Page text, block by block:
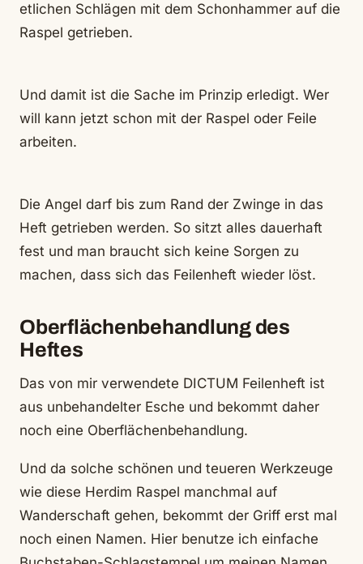
etlichen Schlägen mit dem Schonhammer auf die
Raspel getrieben.
Und damit ist die Sache im Prinzip erledigt. Wer
will kann jetzt schon mit der Raspel oder Feile
arbeiten.
Die Angel darf bis zum Rand der Zwinge in das
Heft getrieben werden. So sitzt alles dauerhaft
fest und man braucht sich keine Sorgen zu
machen, dass sich das Feilenheft wieder löst.
Oberflächenbehandlung des
Heftes
Das von mir verwendete DICTUM Feilenheft ist
aus unbehandelter Esche und bekommt daher
noch eine Oberflächenbehandlung.
Und da solche schönen und teueren Werkzeuge
wie diese Herdim Raspel manchmal auf
Wanderschaft gehen, bekommt der Griff erst mal
noch einen Namen. Hier benutze ich einfache